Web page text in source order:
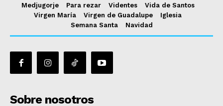
Medjugorje Para rezar Videntes
Vida de Santos
Virgen María
Virgen de Guadalupe
Iglesia
Semana Santa
Navidad
Sobre nosotros